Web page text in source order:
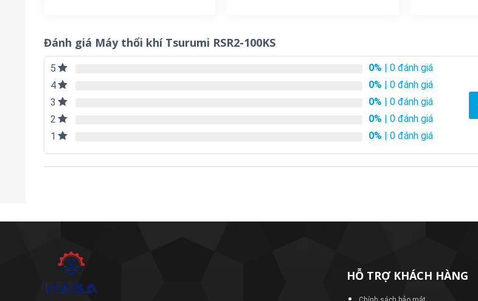
Đánh giá Máy thổi khí Tsurumi RSR2-100KS
5 0% | 0 đánh giá
4
0% | 0 đánh giá
3
0% | 0 đánh giá
2
0% | 0 đánh giá
1
0% | 0 đánh giá
HỖ TRỢ KHÁCH HÀNG